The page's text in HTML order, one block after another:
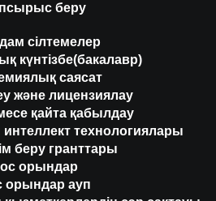
беру
сілтемелер
күнтізбе(бакалавр)
саясат
және лицензиялау
қайта қабылдау
технологиялары
беру гранттары
орындар
орындар ауп